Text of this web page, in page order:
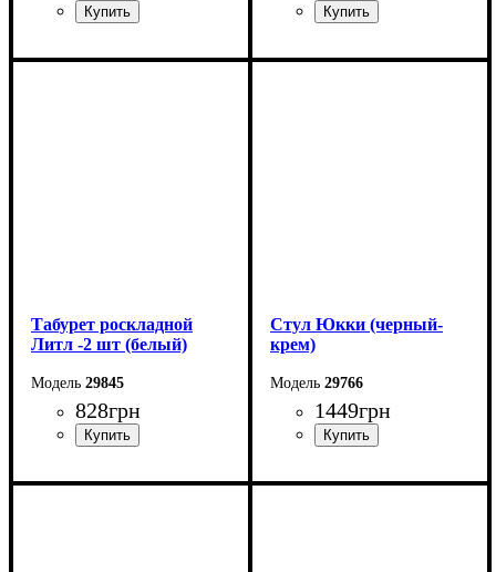
Ширина: 43 см
Ширина: 33 см
Табурет роскладной
Литл -2 шт (белый)
29845
828грн
Ширина: 33 см
Стул Юкки (черный-
крем)
29766
1449грн
Ширина: 45 см